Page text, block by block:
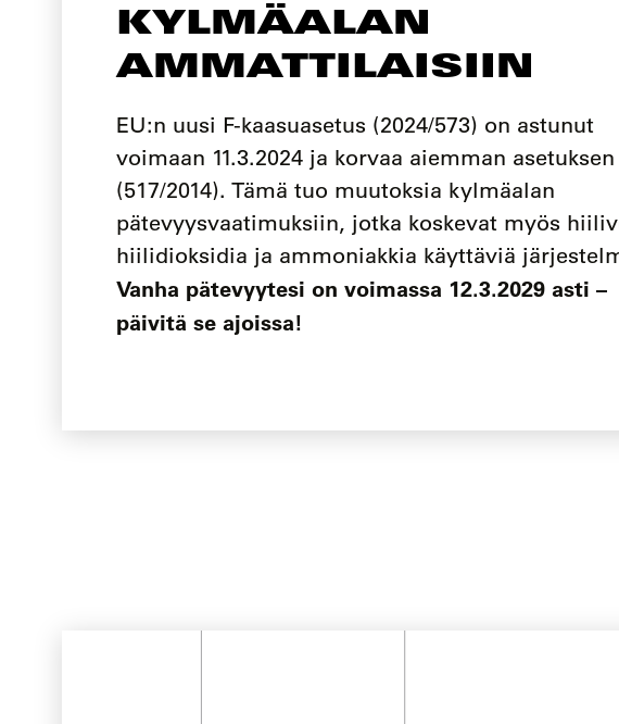
KYLMÄALAN
AMMATTILAISIIN
EU:n uusi F-kaasuasetus (2024/573) on astunut
voimaan 11.3.2024 ja korvaa aiemman asetuksen
(517/2014). Tämä tuo muutoksia kylmäalan
pätevyysvaatimuksiin, jotka koskevat myös
hiilidioksidia ja ammoniakkia käyttäviä
Vanha pätevyytesi on voimassa 12.3.2029 asti –
päivitä se ajoissa!